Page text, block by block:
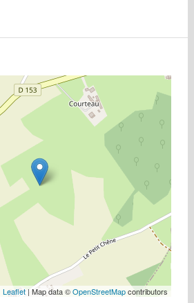
Leaflet| Map data ©OpenStreetMapcontributors